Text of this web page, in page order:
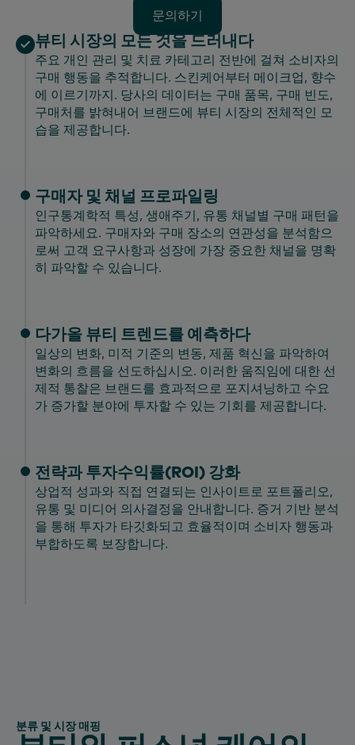
문의하기
문의하기
뷰티 시장의 모든 것을 드러내다
주요 개인 관리 및 치료 카테고리 전반에 걸쳐 소비자의
구매 행동을 추적합니다. 스킨케어부터 메이크업, 향수
에 이르기까지. 당사의 데이터는 구매 품목, 구매 빈도,
구매처를 밝혀내어 브랜드에 뷰티 시장의 전체적인 모
습을 제공합니다.
구매자 및 채널 프로파일링
인구통계학적 특성, 생애주기, 유통 채널별 구매 패턴을
파악하세요. 구매자와 구매 장소의 연관성을 분석함으
로써 고객 요구사항과 성장에 가장 중요한 채널을 명확
히 파악할 수 있습니다.
다가올 뷰티 트렌드를 예측하다
일상의 변화, 미적 기준의 변동, 제품 혁신을 파악하여
변화의 흐름을 선도하십시오. 이러한 움직임에 대한 선
제적 통찰은 브랜드를 효과적으로 포지셔닝하고 수요
가 증가할 분야에 투자할 수 있는 기회를 제공합니다.
전략과 투자수익률(ROI) 강화
상업적 성과와 직접 연결되는 인사이트로 포트폴리오,
유통 및 미디어 의사결정을 안내합니다. 증거 기반 분석
을 통해 투자가 타깃화되고 효율적이며 소비자 행동과
부합하도록 보장합니다.
분류 및 시장 매핑